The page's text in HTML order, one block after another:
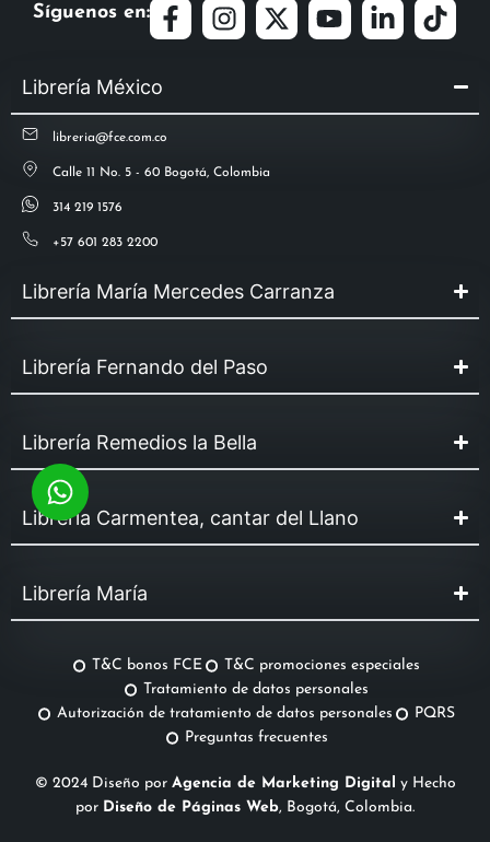
Síguenos en:
Librería México
libreria@fce.com.co
Calle 11 No. 5 - 60 Bogotá, Colombia
314 219 1576
+57 601 283 2200
Librería María Mercedes Carranza
Librería Fernando del Paso
Librería Remedios la Bella
Librería Carmentea, cantar del Llano
Librería María
T&C bonos FCE
T&C promociones especiales
Tratamiento de datos personales
Autorización de tratamiento de datos personales
PQRS
Preguntas frecuentes
© 2024 Diseño por Agencia de Marketing Digital y Hecho
por Diseño de Páginas Web, Bogotá, Colombia.